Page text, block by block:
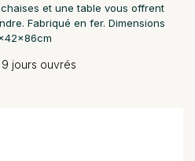
et une table vous offrent
Fabriqué en fer. Dimensions
jours ouvrés